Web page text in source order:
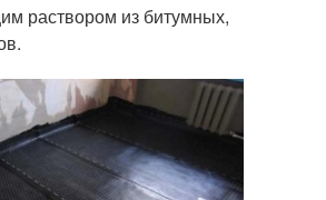
раствором из битумных,